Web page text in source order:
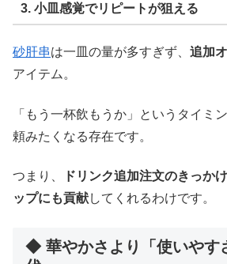
3. 小皿感覚でリピートが狙える
砂肝串は一皿の量が多すぎず、 追加
アイテム。
「もう一杯飲もうか」というタイミ
頼みたくなる存在です。
つまり、
ドリンク追加注文のきっか
ップにも貢献してくれるわけです。
◆ 華やかさより「使いやす